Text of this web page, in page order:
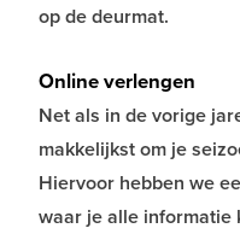
op de deurmat.
Online verlengen
Net als in de vorige
makkelijkst om je
Hiervoor hebben we
waar je alle informatie